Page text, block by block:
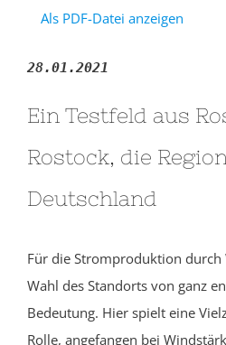
Als PDF-Datei anzeigen
28.01.2021
Ein Testfeld aus
Rostock, die
Deutschland
Für die Stromproduktion
Wahl des Standorts von ganz
Bedeutung. Hier spielt eine
Rolle, angefangen bei